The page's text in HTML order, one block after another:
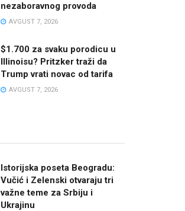
nezaboravnog provoda
AVGUST 7, 2026
$1.700 za svaku porodicu u
Illinoisu? Pritzker traži da
Trump vrati novac od tarifa
AVGUST 7, 2026
Istorijska poseta Beogradu:
Vučić i Zelenski otvaraju tri
važne teme za Srbiju i
Ukrajinu